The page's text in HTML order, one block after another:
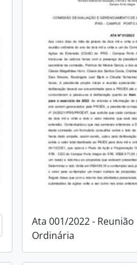
Adicionar à área de transferência
Ata 001/2022 - Reunião
Ordinária